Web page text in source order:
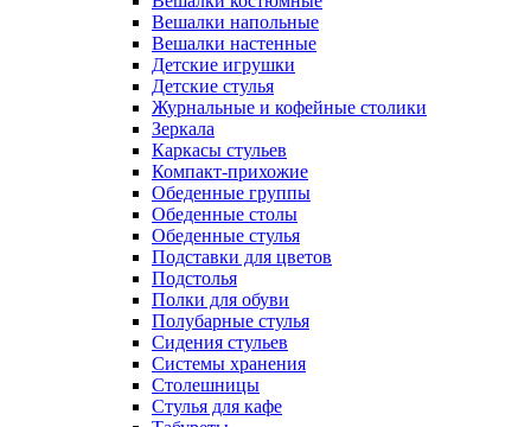
Вешалки напольные
Вешалки настенные
Детские игрушки
Детские стулья
Журнальные и кофейные столики
Зеркала
Каркасы стульев
Компакт-прихожие
Обеденные группы
Обеденные столы
Обеденные стулья
Подставки для цветов
Подстолья
Полки для обуви
Полубарные стулья
Сидения стульев
Системы хранения
Столешницы
Стулья для кафе